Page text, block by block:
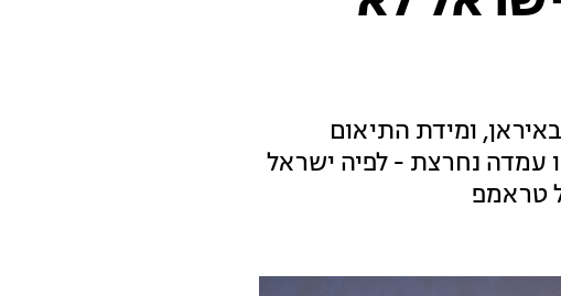
ומידת התיאום
עמדה נחרצת - לפיה ישראל
טראמפ